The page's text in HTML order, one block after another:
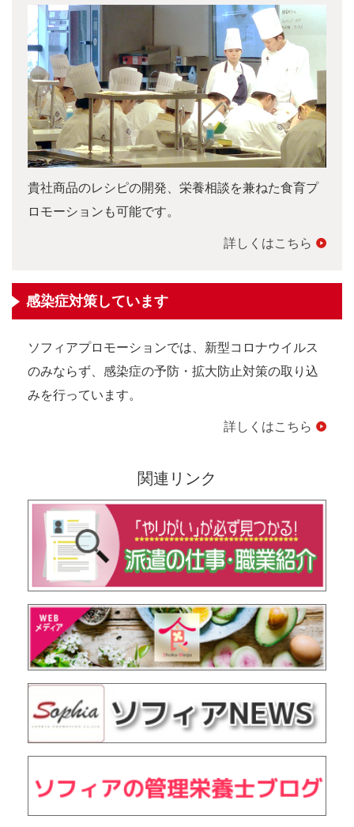
貴社商品のレシピの開発、栄養相談を兼ねた食育プ
ロモーションも可能です。
詳しくはこちら
感染症対策しています
ソフィアプロモーションでは、新型コロナウイルス
のみならず、感染症の予防・拡大防止対策の取り込
みを行っています。
詳しくはこちら
関連リンク